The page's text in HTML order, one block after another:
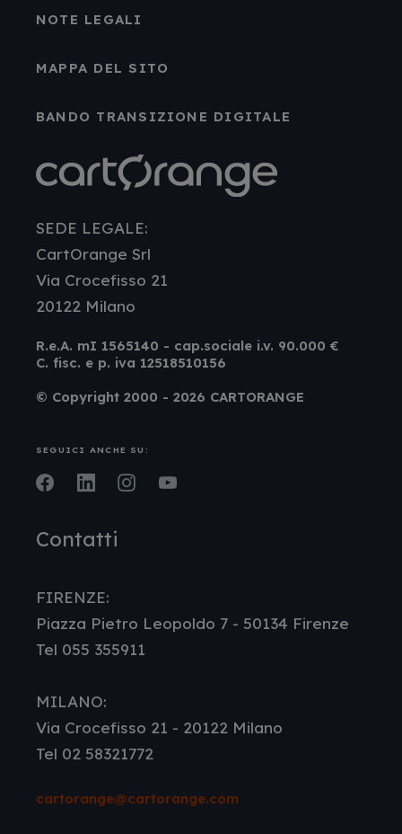
NOTE LEGALI
MAPPA DEL SITO
BANDO TRANSIZIONE DIGITALE
SEDE LEGALE:
CartOrange Srl
Via Crocefisso 21
20122 Milano
R.e.A. mI 1565140 - cap.sociale i.v. 90.000 €
C. fisc. e p. iva 12518510156
© Copyright 2000 - 2026 CARTORANGE
SEGUICI ANCHE SU:
Facebook
LinkedInInstagram
Contatti
FIRENZE:
Piazza Pietro Leopoldo 7 - 50134 Firenze
Tel 055 355911
MILANO:
Via Crocefisso 21 - 20122 Milano
Tel 02 58321772
cartorange@cartorange.com